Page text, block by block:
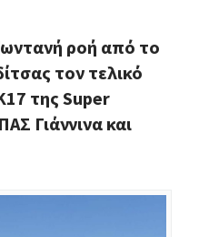
ροή από το
τον τελικό
της Super
Γιάννινα και